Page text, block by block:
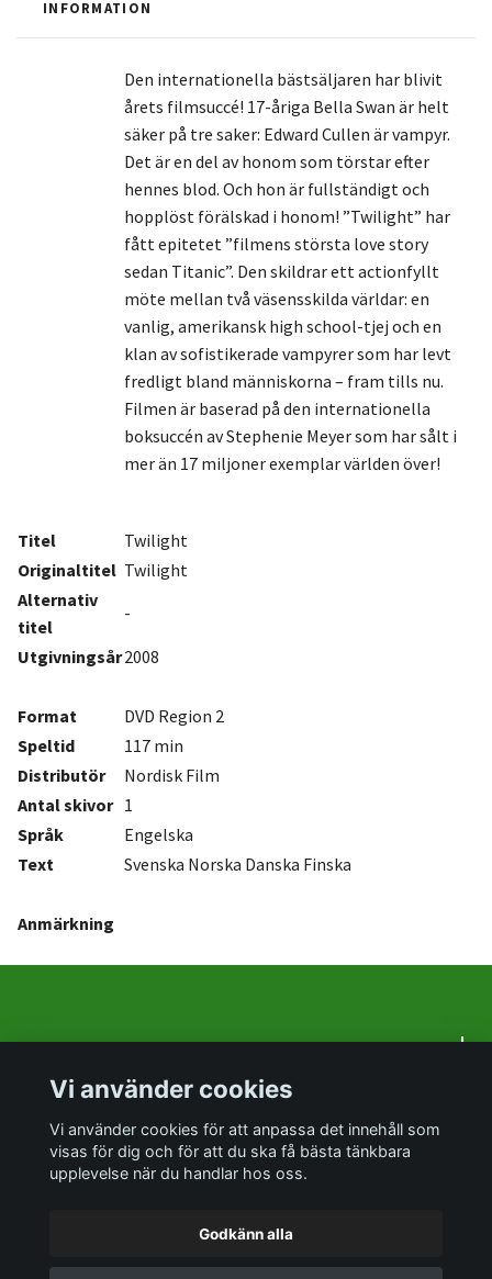
INFORMATION
Den internationella bästsäljaren har blivit
årets filmsuccé! 17-åriga Bella Swan är helt
säker på tre saker: Edward Cullen är vampyr.
Det är en del av honom som törstar efter
hennes blod. Och hon är fullständigt och
hopplöst förälskad i honom! ”Twilight” har
fått epitetet ”filmens största love story
sedan Titanic”. Den skildrar ett actionfyllt
möte mellan två väsensskilda världar: en
vanlig, amerikansk high school-tjej och en
klan av sofistikerade vampyrer som har levt
fredligt bland människorna – fram tills nu.
Filmen är baserad på den internationella
boksuccén av Stephenie Meyer som har sålt i
mer än 17 miljoner exemplar världen över!
Titel
Twilight
Originaltitel Twilight
Alternativ
titel
-
Utgivningsår2008
Format
DVD Region 2
Speltid
117 min
Distributör
Nordisk Film
Antalskivor 1
Språk
Engelska
Text
Svenska Norska Danska Finska
Anmärkning
Om oss
Sociala medier
Vi använder cookies
Vi använder cookies för att anpassa det innehåll som
visas för dig och för att du ska få bästa tänkbara
upplevelse när du handlar hos oss.
Godkänn alla